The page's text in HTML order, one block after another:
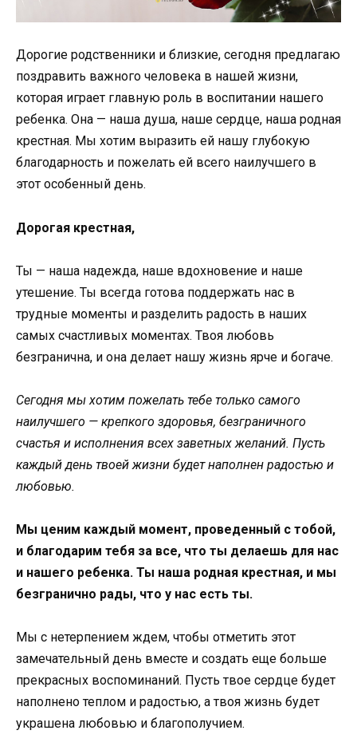
Дорогие родственники и близкие, сегодня предлагаю
поздравить важного человека в нашей жизни,
которая играет главную роль в воспитании нашего
ребенка. Она — наша душа, наше сердце, наша родная
крестная. Мы хотим выразить ей нашу глубокую
благодарность и пожелать ей всего наилучшего в
этот особенный день.
Дорогая крестная,
Ты — наша надежда, наше вдохновение и наше
утешение. Ты всегда готова поддержать нас в
трудные моменты и разделить радость в наших
самых счастливых моментах. Твоя любовь
безгранична, и она делает нашу жизнь ярче и богаче.
Сегодня мы хотим пожелать тебе только самого
наилучшего — крепкого здоровья, безграничного
счастья и исполнения всех заветных желаний. Пусть
каждый день твоей жизни будет наполнен радостью и
любовью.
Мы ценим каждый момент, проведенный с тобой,
и благодарим тебя за все, что ты делаешь для нас
и нашего ребенка. Ты наша родная крестная, и мы
безгранично рады, что у нас есть ты.
Мы с нетерпением ждем, чтобы отметить этот
замечательный день вместе и создать еще больше
прекрасных воспоминаний. Пусть твое сердце будет
наполнено теплом и радостью, а твоя жизнь будет
украшена любовью и благополучием.